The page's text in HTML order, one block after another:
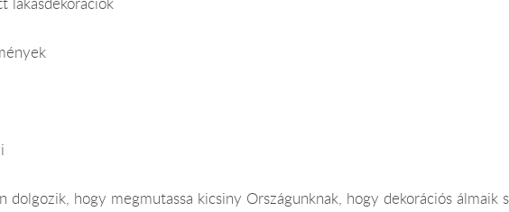
dolgozik, hogy megmutassa kicsiny Országunknak, hogy dekorációs